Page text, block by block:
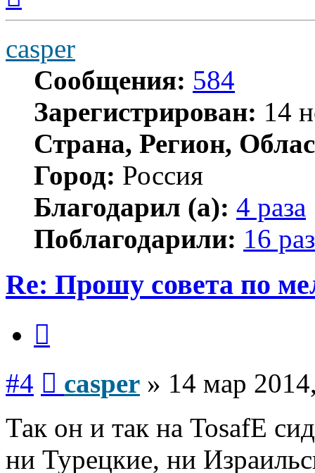
началу
casper
Сообщения: 584
Зарегистрирован: 14
Страна, Регион,
Город: Россия
Благодарил (а): 4 раза
Поблагодарили: 16 раз
Re: Прошу совета по
#4 casper » 14 мар
Так он и так на TosafЕ
ни Турецкие, ни